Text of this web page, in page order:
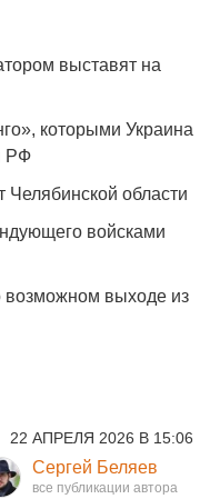
выставят на
которыми Украина
РФ
Челябинской области
войсками
возможном выходе из
22 АПРЕЛЯ 2026 В 15:06
Сергей Беляев